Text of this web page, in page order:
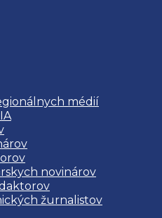
médií
novinárov
žurnalistov